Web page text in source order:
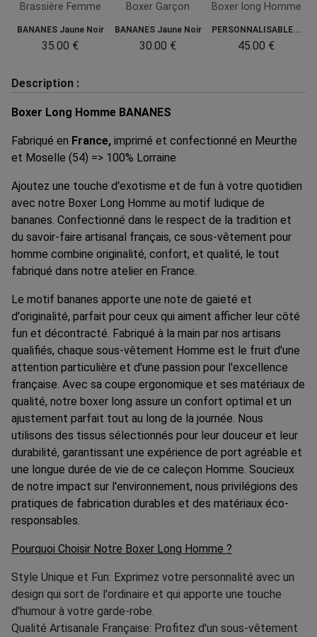
Brassière Femme
BANANES Jaune Noir
35.00 €
Boxer Garçon
BANANES Jaune Noir
30.00 €
Boxer long Homme
PERSONNALISABLE...
45.00 €
Description :
Boxer Long Homme BANANES
Fabriqué en France, imprimé et confectionné en Meurthe
et Moselle (54) => 100% Lorraine
Ajoutez une touche d'exotisme et de fun à votre quotidien
avec notre Boxer Long Homme au motif ludique de
bananes. Confectionné dans le respect de la tradition et
du savoir-faire artisanal français, ce sous-vêtement pour
homme combine originalité, confort, et qualité, le tout
fabriqué dans notre atelier en France.
Le motif bananes apporte une note de gaieté et
d'originalité, parfait pour ceux qui aiment afficher leur côté
fun et décontracté. Fabriqué à la main par nos artisans
qualifiés, chaque sous-vêtement Homme est le fruit d'une
attention particulière et d'une passion pour l'excellence
française. Avec sa coupe ergonomique et ses matériaux de
qualité, notre boxer long assure un confort optimal et un
ajustement parfait tout au long de la journée. Nous
utilisons des tissus sélectionnés pour leur douceur et leur
durabilité, garantissant une expérience de port agréable et
une longue durée de vie de ce caleçon Homme. Soucieux
de notre impact sur l'environnement, nous privilégions des
pratiques de fabrication durables et des matériaux éco-
responsables.
Pourquoi Choisir Notre Boxer Long Homme ?
Style Unique et Fun: Exprimez votre personnalité avec un
design qui sort de l'ordinaire et qui apporte une touche
d'humour à votre garde-robe.
Qualité Artisanale Française: Profitez d'un sous-vêtement